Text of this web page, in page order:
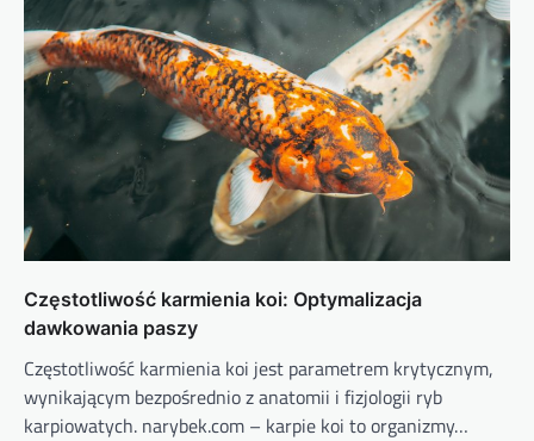
Częstotliwość karmienia koi: Optymalizacja
dawkowania paszy
Częstotliwość karmienia koi jest parametrem krytycznym,
wynikającym bezpośrednio z anatomii i fizjologii ryb
karpiowatych. narybek.com – karpie koi to organizmy…